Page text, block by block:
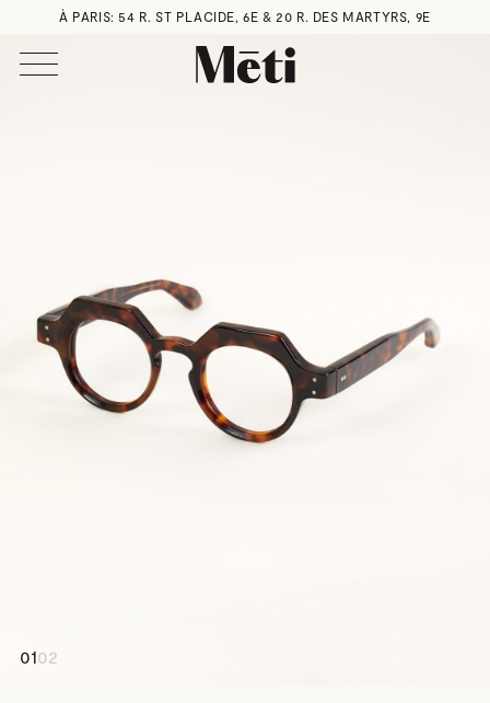
À PARIS: 54 R. ST PLACIDE, 6E & 20 R. DES MARTYRS, 9E
0102